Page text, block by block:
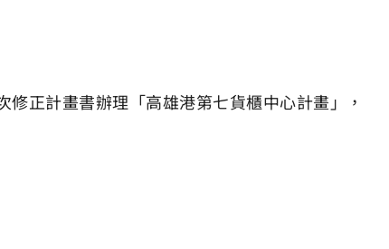
正計畫書辦理「高雄港第七貨櫃中心計畫」，